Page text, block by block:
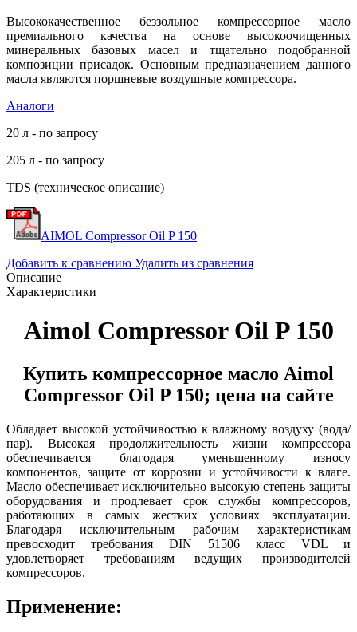
Высококачественное беззольное компрессорное масло
премиального качества на основе высокоочищенных
минеральных базовых масел и тщательно подобранной
композиции присадок. Основным предназначением данного
масла являются поршневые воздушные компрессора.
Аналоги
20 л - по запросу
205 л - по запросу
TDS (техническое описание)
AIMOL Compressor Oil P 150
Добавить к сравнению Удалить из сравнения
Описание
Характеристики
Aimol Compressor Oil P 150
Купить компрессорное масло Aimol
Compressor Oil P 150; цена на сайте
Обладает высокой устойчивостью к влажному воздуху (вода/
пар). Высокая продолжительность жизни компрессора
обеспечивается благодаря уменьшенному износу
компонентов, защите от коррозии и устойчивости к влаге.
Масло обеспечивает исключительно высокую степень защиты
оборудования и продлевает срок службы компрессоров,
работающих в самых жестких условиях эксплуатации.
Благодаря исключительным рабочим характеристикам
превосходит требования DIN 51506 класс VDL и
удовлетворяет требованиям ведущих производителей
компрессоров.
Применение: